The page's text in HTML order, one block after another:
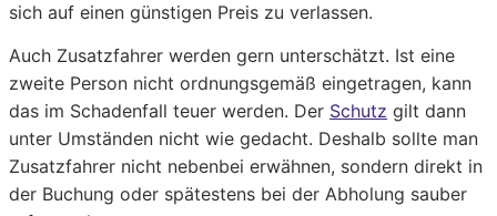
sich auf einen günstigen Preis zu verlassen.
Auch Zusatzfahrer werden gern unterschätzt. Ist eine
zweite Person nicht ordnungsgemäß eingetragen, kann
das im Schadenfall teuer werden. Der Schutz gilt dann
unter Umständen nicht wie gedacht. Deshalb sollte man
Zusatzfahrer nicht nebenbei erwähnen, sondern direkt in
der Buchung oder spätestens bei der Abholung sauber